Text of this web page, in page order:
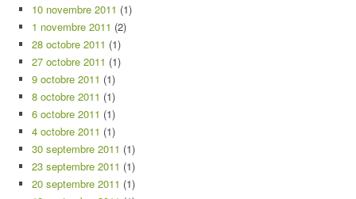
10 novembre 2011 (1)
1 novembre 2011 (2)
28 octobre 2011 (1)
27 octobre 2011 (1)
9 octobre 2011 (1)
8 octobre 2011 (1)
6 octobre 2011 (1)
4 octobre 2011 (1)
30 septembre 2011 (1)
23 septembre 2011 (1)
20 septembre 2011 (1)